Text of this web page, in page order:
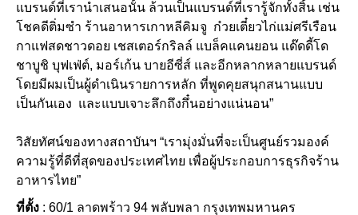
แบรนด์ที่เรานำเสนอนั้น ล้วนเป็นแบรนด์ที่เรารู้จักทั้งสิ้น เช่น
โชคดีติ่มซำ ร้านอาหารเกาหลีคิมจู ก๋วยเตี๋ยวไก่แม่ศรีเรือน
กาแฟสดชาวดอย เชสเตอร์กริลล์ แบล็คแคนยอน แด๊ดดี้โด
ชาบูชิ บุฟเฟ่ต์, มอร์เก้น บายอีซี่ส์ และอีกหลากหลายแบรนด์
โดยมีผมเป็นผู้ดำเนินรายการหลัก ที่พูดคุยสนุกสนานแบบ
เป็นกันเอง และแบบเจาะลึกถึงกึ๋นอย่างแน่นอน”
วิสัยทัศน์ของทางสถาบันฯ “เรามุ่งมั่นที่จะเป็นศูนย์รวมองค์
ความรู้ที่ดีที่สุดของประเทศไทย เพื่อผู้ประกอบการธุรกิจร้าน
อาหารไทย”
ที่ตั้ง : 60/1 ลาดพร้าว 94 พลับพลา กรุงเทพมหานคร